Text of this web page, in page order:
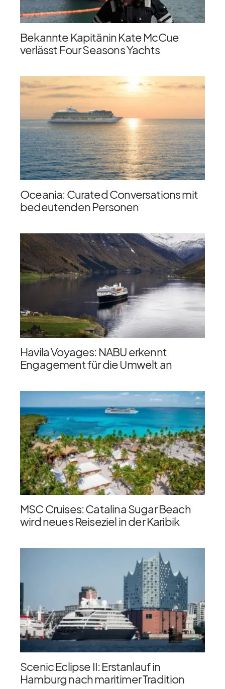
Bekannte Kapitänin Kate McCue
verlässt Four Seasons Yachts
Oceania: Curated Conversations mit
bedeutenden Personen
Havila Voyages: NABU erkennt
Engagement für die Umwelt an
MSC Cruises: Catalina Sugar Beach
wird neues Reiseziel in der Karibik
Scenic Eclipse II: Erstanlauf in
Hamburg nach maritimer Tradition